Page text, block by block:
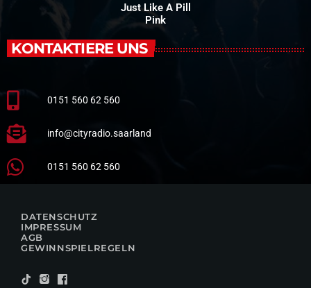
Just Like A Pill
Pink
KONTAKTIERE UNS
0151 560 62 560
info@cityradio.saarland
0151 560 62 560
DATENSCHUTZ
IMPRESSUM
AGB
GEWINNSPIELREGELN